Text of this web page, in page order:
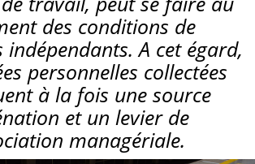
des conditions de
A cet égard,
personnelles collectées
à la fois une source
et un levier de
managériale.